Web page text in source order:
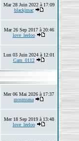
Mar 28 Juin 2022 à 17:09
blackjmac
Mar 26 Sep 2017 à 20:46
love_leeloo
Lun 03 Juin 2024 à 12:01
Cam_0112
Mer 06 Mai 2026 à 17:37
mosmsma
Mer 18 Sep 2019 à 13:48
love_leeloo